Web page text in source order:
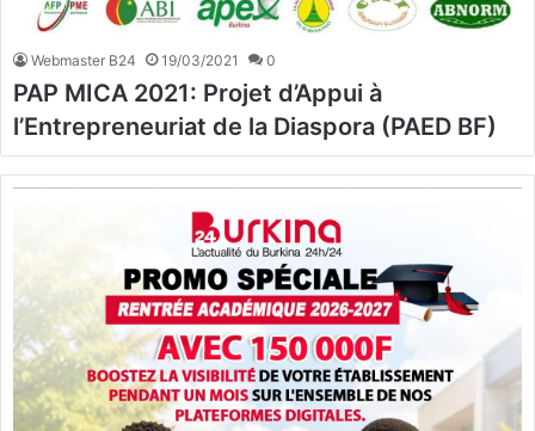
Webmaster B24 19/03/2021 0
PAP MICA 2021: Projet d’Appui à
l’Entrepreneuriat de la Diaspora (PAED BF)